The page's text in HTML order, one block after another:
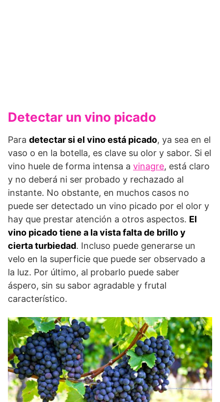
Detectar un vino picado
Para detectar si el vino está picado, ya sea en el
vaso o en la botella, es clave su olor y sabor. Si el
vino huele de forma intensa a vinagre, está claro
y no deberá ni ser probado y rechazado al
instante. No obstante, en muchos casos no
puede ser detectado un vino picado por el olor y
hay que prestar atención a otros aspectos. El
vino picado tiene a la vista falta de brillo y
cierta turbiedad. Incluso puede generarse un
velo en la superficie que puede ser observado a
la luz. Por último, al probarlo puede saber
áspero, sin su sabor agradable y frutal
característico.